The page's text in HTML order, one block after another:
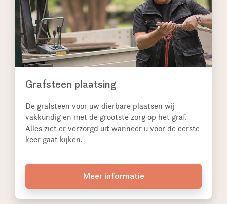
Grafsteen plaatsing
De grafsteen voor uw dierbare plaatsen wij
vakkundig en met de grootste zorg op het graf.
Alles ziet er verzorgd uit wanneer u voor de eerste
keer gaat kijken.
Meer informatie